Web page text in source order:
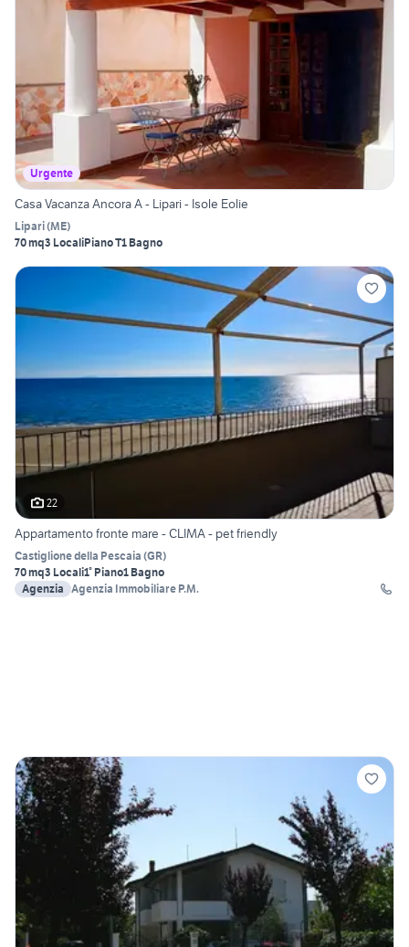
Urgente
Casa Vacanza Ancora A - Lipari - Isole Eolie
Lipari(ME)
70 mq3 LocaliPiano T1 Bagno
22
Appartamento fronte mare - CLIMA - pet friendly
Castiglione della Pescaia (GR)
70 mq3 Locali1° Piano1 Bagno
Agenzia Agenzia Immobiliare P.M.